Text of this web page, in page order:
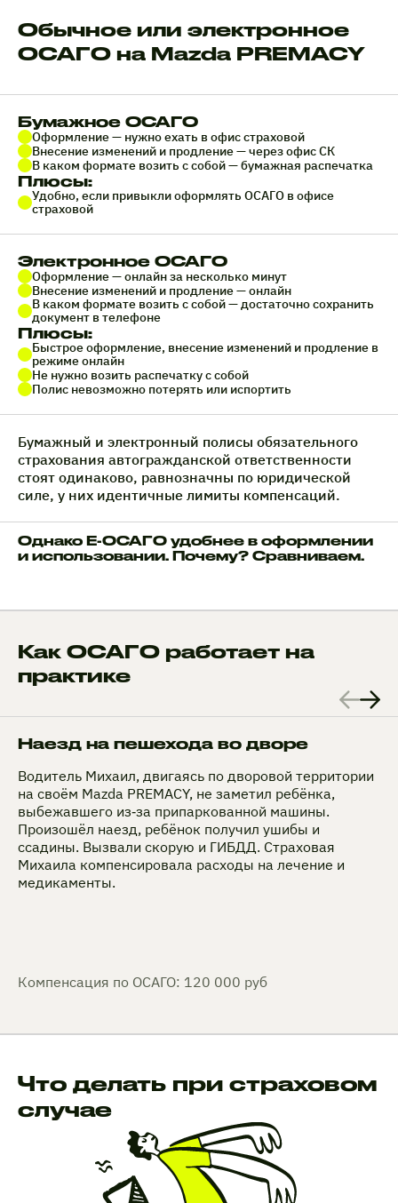
Обычное или электронное
ОСАГО на Mazda PREMACY
Бумажное ОСАГО
Оформление — нужно ехать в офис страховой
Внесение изменений и продление — через офис СК
В каком формате возить с собой — бумажная распечатка
Плюсы:
Удобно, если привыкли оформлять ОСАГО в офисе
страховой
Электронное ОСАГО
Оформление — онлайн за несколько минут
Внесение изменений и продление — онлайн
В каком формате возить с собой — достаточно сохранить
документ в телефоне
Плюсы:
Быстрое оформление, внесение изменений и продление в
режиме онлайн
Не нужно возить распечатку с собой
Полис невозможно потерять или испортить
Бумажный и электронный полисы обязательного
страхования автогражданской ответственности
стоят одинаково, равнозначны по юридической
силе, у них идентичные лимиты компенсаций.
Однако Е-ОСАГО удобнее в оформлении
и использовании. Почему? Сравниваем.
Как ОСАГО работает на
практике
Наезд на пешехода во дворе
Водитель Михаил, двигаясь по дворовой территории
на своём Mazda PREMACY, не заметил ребёнка,
выбежавшего из‑за припаркованной машины.
Произошёл наезд, ребёнок получил ушибы и
ссадины. Вызвали скорую и ГИБДД. Страховая
Михаила компенсировала расходы на лечение и
медикаменты.
Компенсация по ОСАГО: 120 000 руб
Что делать при страховом
случае